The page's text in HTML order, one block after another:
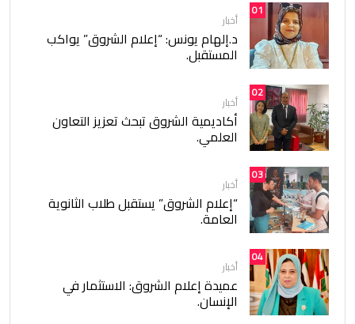
01
أخبار
د.إلهام يونس: “إعلام الشروق” يواكب
المستقبل.
02
أخبار
أكاديمية الشروق تبحث تعزيز التعاون
العلمي.
03
أخبار
“إعلام الشروق” يستقبل طلاب الثانوية
العامة.
04
أخبار
عميدة إعلام الشروق: الاستثمار في
الإنسان.